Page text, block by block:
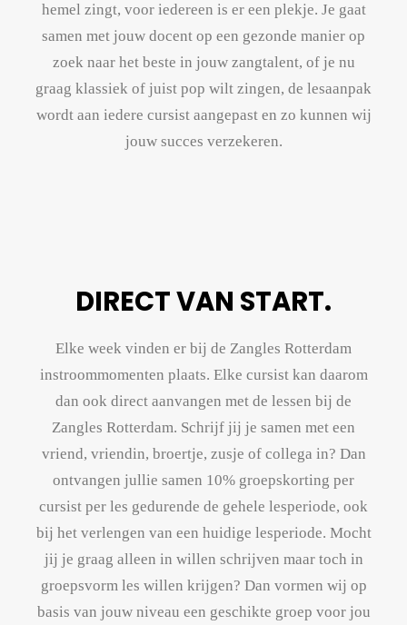
hemel zingt, voor iedereen is er een plekje. Je gaat
samen met jouw docent op een gezonde manier op
zoek naar het beste in jouw zangtalent, of je nu
graag klassiek of juist pop wilt zingen, de lesaanpak
wordt aan iedere cursist aangepast en zo kunnen wij
jouw succes verzekeren.
DIRECT VAN START.
Elke week vinden er bij de Zangles Rotterdam
instroommomenten plaats. Elke cursist kan daarom
dan ook direct aanvangen met de lessen bij de
Zangles Rotterdam. Schrijf jij je samen met een
vriend, vriendin, broertje, zusje of collega in? Dan
ontvangen jullie samen 10% groepskorting per
cursist per les gedurende de gehele lesperiode, ook
bij het verlengen van een huidige lesperiode. Mocht
jij je graag alleen in willen schrijven maar toch in
groepsvorm les willen krijgen? Dan vormen wij op
basis van jouw niveau een geschikte groep voor jou